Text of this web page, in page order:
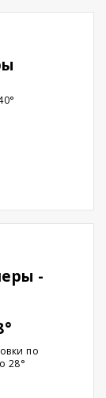
-
по
28°